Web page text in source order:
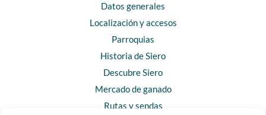
Datos generales
Localización y accesos
Parroquias
Historia de Siero
Descubre Siero
Mercado de ganado
Rutas y sendas